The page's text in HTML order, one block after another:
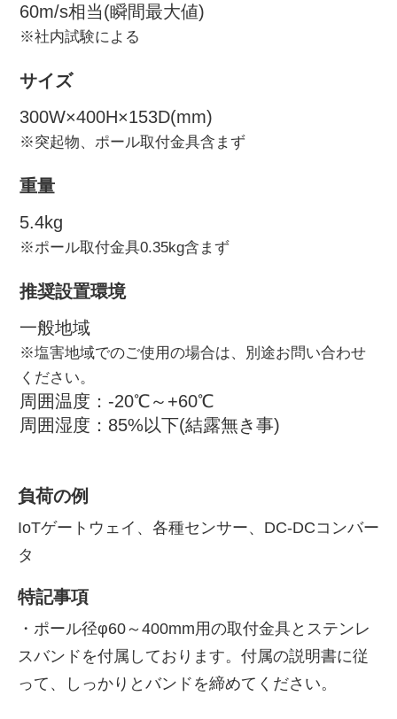
60m/s相当(瞬間最大値)
※社内試験による
サイズ
300W×400H×153D(mm)
※突起物、ポール取付金具含まず
重量
5.4kg
※ポール取付金具0.35kg含まず
推奨設置環境
一般地域
※塩害地域でのご使用の場合は、別途お問い合わせ
ください。
周囲温度：-20℃～+60℃
周囲湿度：85%以下(結露無き事)
負荷の例
IoTゲートウェイ、各種センサー、DC-DCコンバー
タ
特記事項
・ポール径φ60～400mm用の取付金具とステンレ
スバンドを付属しております。付属の説明書に従
って、しっかりとバンドを締めてください。